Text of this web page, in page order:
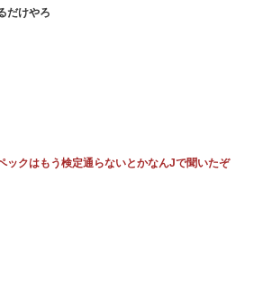
だけやろ
ックはもう検定通らないとかなんJで聞いたぞ